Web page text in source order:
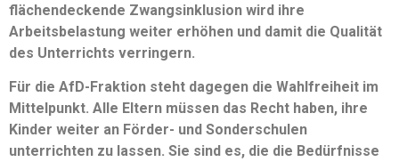
flächendeckende Zwangsinklusion wird ihre
Arbeitsbelastung weiter erhöhen und damit die Qualität
des Unterrichts verringern.
Für die AfD-Fraktion steht dagegen die Wahlfreiheit im
Mittelpunkt. Alle Eltern müssen das Recht haben, ihre
Kinder weiter an Förder- und Sonderschulen
unterrichten zu lassen. Sie sind es, die die Bedürfnisse